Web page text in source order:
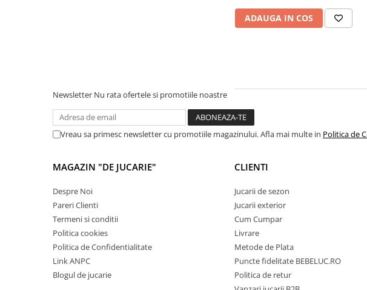
Cadou copii 11 ani
Cadou copii 12 ani
Rechizite scolare
Caserola compartimentata copii
Etui Ochelari
Ghiozdan baieti
Ghiozdan fete
ADAUGA IN COS
Newsletter Nu rata ofertele si promotiile noastre
Vreau sa primesc newsletter cu promotiile magazinului. Afla mai multe in Politica de
MAGAZIN "DE JUCARIE"
Despre Noi
Pareri Clienti
Termeni si conditii
Politica cookies
Politica de Confidentialitate
Link ANPC
Blogul de jucarie
CLIENTI
Jucarii de sezon
Jucarii exterior
Cum Cumpar
Livrare
Metode de Plata
Puncte fidelitate BEBELUC.RO
Politica de retur